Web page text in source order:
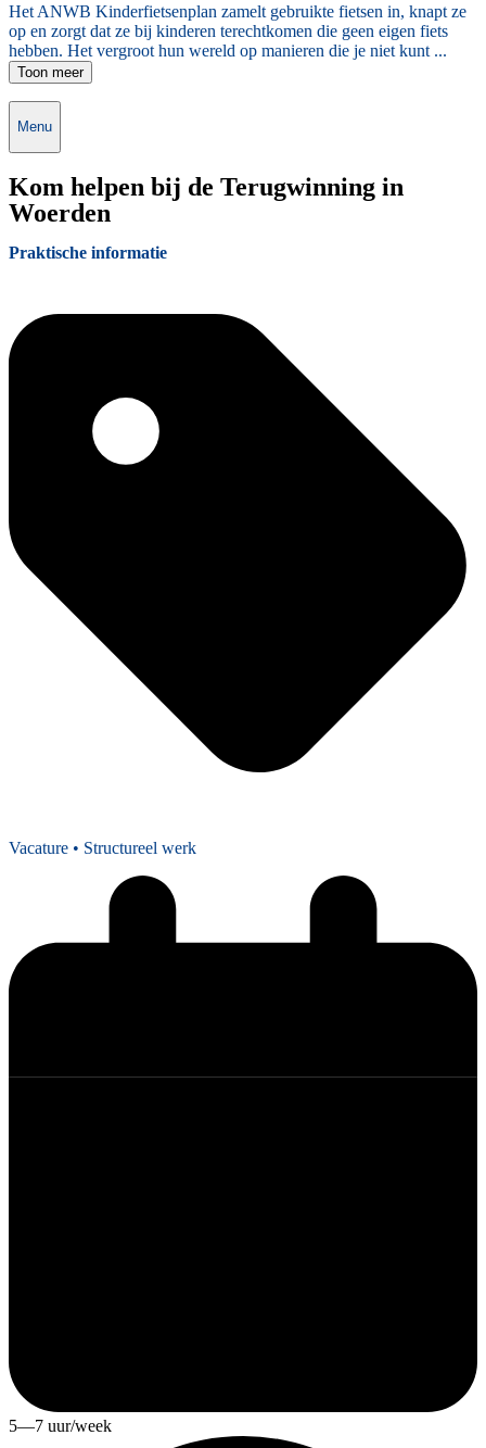
Het ANWB Kinderfietsenplan zamelt gebruikte fietsen in, knapt ze
op en zorgt dat ze bij kinderen terechtkomen die geen eigen fiets
hebben. Het vergroot hun wereld op manieren die je niet kunt ...
Toon meer
Menu
Kom helpen bij de Terugwinning in
Woerden
Praktische informatie
Vacature • Structureel werk
5—7 uur/week